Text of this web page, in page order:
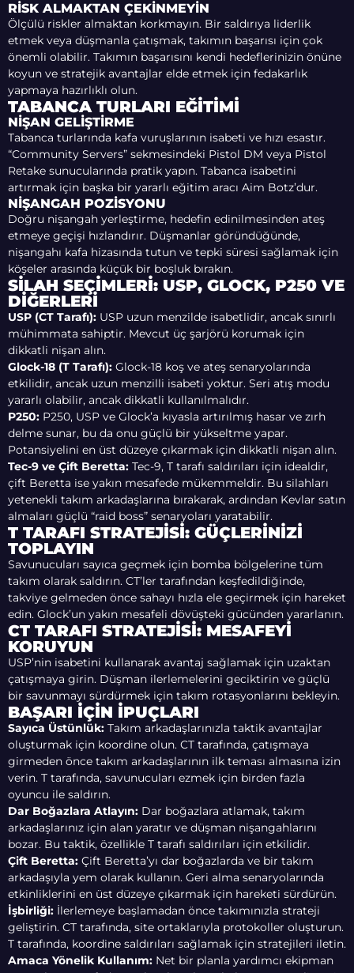
RISK ALMAKTAN ÇEKINMEYIN
Ölçülü riskler almaktan korkmayın. Bir saldırıya liderlik
etmek veya düşmanla çatışmak, takımın başarısı için çok
önemli olabilir. Takımın başarısını kendi hedeflerinizin önüne
koyun ve stratejik avantajlar elde etmek için fedakarlık
yapmaya hazırlıklı olun.
TABANCA TURLARI EĞITIMI
NIŞAN GELIŞTIRME
Tabanca turlarında kafa vuruşlarının isabeti ve hızı esastır.
“Community Servers” sekmesindeki Pistol DM veya Pistol
Retake sunucularında pratik yapın. Tabanca isabetini
artırmak için başka bir yararlı eğitim aracı Aim Botz’dur.
NIŞANGAH POZISYONU
Doğru nişangah yerleştirme, hedefin edinilmesinden ateş
etmeye geçişi hızlandırır. Düşmanlar göründüğünde,
nişangahı kafa hizasında tutun ve tepki süresi sağlamak için
köşeler arasında küçük bir boşluk bırakın.
SILAH SEÇIMLERI: USP, GLOCK, P250 VE
DIĞERLERI
USP (CT Tarafı): USP uzun menzilde isabetlidir, ancak sınırlı
mühimmata sahiptir. Mevcut üç şarjörü korumak için
dikkatli nişan alın.
Glock-18 (T Tarafı): Glock-18 koş ve ateş senaryolarında
etkilidir, ancak uzun menzilli isabeti yoktur. Seri atış modu
yararlı olabilir, ancak dikkatli kullanılmalıdır.
P250: P250, USP ve Glock’a kıyasla artırılmış hasar ve zırh
delme sunar, bu da onu güçlü bir yükseltme yapar.
Potansiyelini en üst düzeye çıkarmak için dikkatli nişan alın.
Tec-9 ve Çift Beretta: Tec-9, T tarafı saldırıları için idealdir,
çift Beretta ise yakın mesafede mükemmeldir. Bu silahları
yetenekli takım arkadaşlarına bırakarak, ardından Kevlar satın
almaları güçlü “raid boss” senaryoları yaratabilir.
T TARAFI STRATEJISI: GÜÇLERINIZI
TOPLAYIN
Savunucuları sayıca geçmek için bomba bölgelerine tüm
takım olarak saldırın. CT’ler tarafından keşfedildiğinde,
takviye gelmeden önce sahayı hızla ele geçirmek için hareket
edin. Glock’un yakın mesafeli dövüşteki gücünden yararlanın.
CT TARAFI STRATEJISI: MESAFEYI
KORUYUN
USP’nin isabetini kullanarak avantaj sağlamak için uzaktan
çatışmaya girin. Düşman ilerlemelerini geciktirin ve güçlü
bir savunmayı sürdürmek için takım rotasyonlarını bekleyin.
BAŞARI İÇIN İPUÇLARI
Sayıca Üstünlük: Takım arkadaşlarınızla taktik avantajlar
oluşturmak için koordine olun. CT tarafında, çatışmaya
girmeden önce takım arkadaşlarının ilk teması almasına izin
verin. T tarafında, savunucuları ezmek için birden fazla
oyuncu ile saldırın.
Dar Boğazlara Atlayın: Dar boğazlara atlamak, takım
arkadaşlarınız için alan yaratır ve düşman nişangahlarını
bozar. Bu taktik, özellikle T tarafı saldırıları için etkilidir.
Çift Beretta: Çift Beretta’yı dar boğazlarda ve bir takım
arkadaşıyla yem olarak kullanın. Geri alma senaryolarında
etkinliklerini en üst düzeye çıkarmak için hareketi sürdürün.
İşbirliği: İlerlemeye başlamadan önce takımınızla strateji
geliştirin. CT tarafında, site ortaklarıyla protokoller oluşturun.
T tarafında, koordine saldırıları sağlamak için stratejileri iletin.
Amaca Yönelik Kullanım: Net bir planla yardımcı ekipman